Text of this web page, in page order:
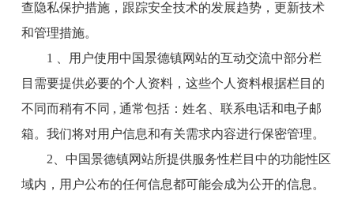
查隐私保护措施，跟踪安全技术的发展趋势，更新技术
和管理措施。
1 、用户使用中国景德镇网站的互动交流中部分栏
目需要提供必要的个人资料，这些个人资料根据栏目的
不同而稍有不同 , 通常包括：姓名、联系电话和电子邮
箱。我们将对用户信息和有关需求内容进行保密管理。
2、中国景德镇网站所提供服务性栏目中的功能性区
域内，用户公布的任何信息都可能会成为公开的信息。